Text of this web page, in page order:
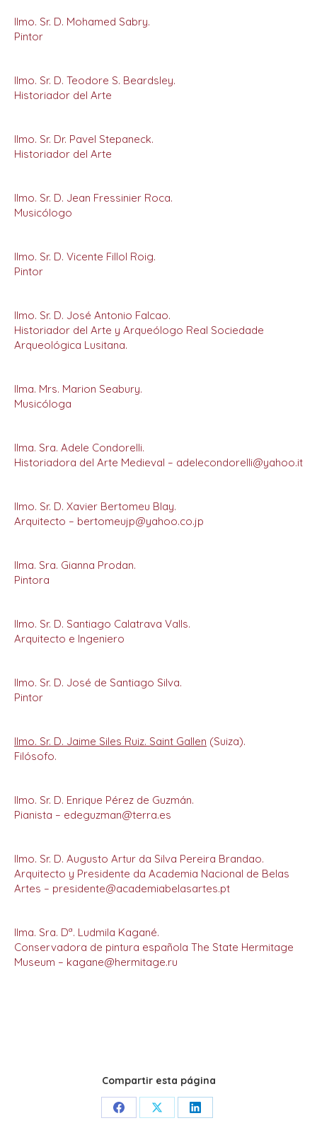
Ilmo. Sr. D. Mohamed Sabry.
Pintor
Ilmo. Sr. D. Teodore S. Beardsley.
Historiador del Arte
Ilmo. Sr. Dr. Pavel Stepaneck.
Historiador del Arte
Ilmo. Sr. D. Jean Fressinier Roca.
Musicólogo
Ilmo. Sr. D. Vicente Fillol Roig.
Pintor
Ilmo. Sr. D. José Antonio Falcao.
Historiador del Arte y Arqueólogo Real Sociedade
Arqueológica Lusitana.
Ilma. Mrs. Marion Seabury.
Musicóloga
Ilma. Sra. Adele Condorelli.
Historiadora del Arte Medieval – adelecondorelli@yahoo.it
Ilmo. Sr. D. Xavier Bertomeu Blay.
Arquitecto – bertomeujp@yahoo.co.jp
Ilma. Sra. Gianna Prodan.
Pintora
Ilmo. Sr. D. Santiago Calatrava Valls.
Arquitecto e Ingeniero
Ilmo. Sr. D. José de Santiago Silva.
Pintor
Ilmo. Sr. D. Jaime Siles Ruiz. Saint Gallen (Suiza).
Filósofo.
Ilmo. Sr. D. Enrique Pérez de Guzmán.
Pianista – edeguzman@terra.es
Ilmo. Sr. D. Augusto Artur da Silva Pereira Brandao.
Arquitecto y Presidente da Academia Nacional de Belas
Artes – presidente@academiabelasartes.pt
Ilma. Sra. Dª. Ludmila Kagané.
Conservadora de pintura española The State Hermitage
Museum – kagane@hermitage.ru
Compartir esta página
Share Share Share